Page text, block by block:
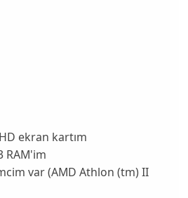
ekran kartım
RAM'im
var (AMD Athlon (tm) II